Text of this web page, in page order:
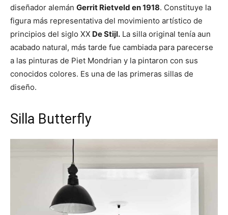
diseñador alemán Gerrit Rietveld en 1918. Constituye la
figura más representativa del movimiento artístico de
principios del siglo XX De Stijl. La silla original tenía aun
acabado natural, más tarde fue cambiada para parecerse
a las pinturas de Piet Mondrian y la pintaron con sus
conocidos colores. Es una de las primeras sillas de
diseño.
Silla Butterfly